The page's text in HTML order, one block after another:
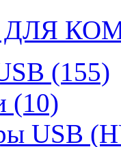
ДЛЯ
(155)
(10)
USB